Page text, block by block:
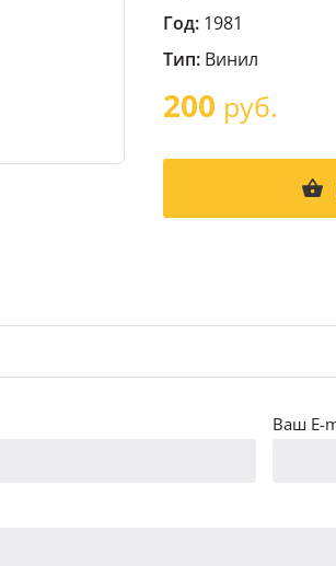
Год: 1981
Тип: Винил
200 руб.
Ваш E-